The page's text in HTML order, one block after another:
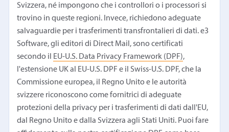
Svizzera, né impongono che i controllori o i processori si
trovino in queste regioni. Invece, richiedono adeguate
salvaguardie per i trasferimenti transfrontalieri di dati. e3
Software, gli editori di Direct Mail, sono certificati
secondo il
EU-U.S. Data Privacy Framework (DPF),
l'estensione UK al EU-U.S. DPF e il Swiss-U.S. DPF, che la
Commissione europea, il Regno Unito e le autorità
svizzere riconoscono come fornitrici di adeguate
protezioni della privacy per i trasferimenti di dati dall'EU,
dal Regno Unito e dalla Svizzera agli Stati Uniti. Puoi fare